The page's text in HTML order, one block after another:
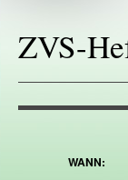
ZVS-
WANN: